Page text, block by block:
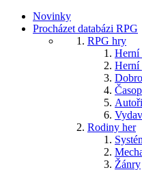
Novinky
Procházet databázi RPG
RPG hry
Herní
Herní
Autoři
Rodiny her
Žánry